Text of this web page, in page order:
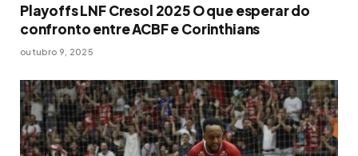
Playoffs LNF Cresol 2025 O que esperar do
confronto entre ACBF e Corinthians
outubro 9, 2025